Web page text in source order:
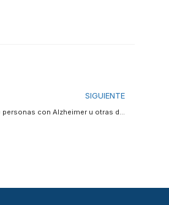
SIGUIENTE
Cuidar a los cuidadores de personas con Alzheimer u otras demencias